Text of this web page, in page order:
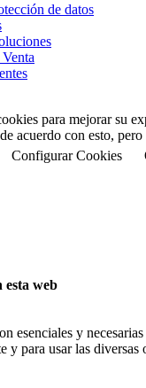
de datos
para mejorar su
acuerdo con esto,
Configurar Cookies
esta web
esenciales y
y para usar las diversas